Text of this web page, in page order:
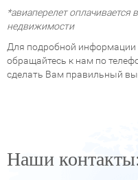
*авиаперелет оплачивается
недвижимости
Для подробной информации
обращайтесь к нам по
сделать Вам правильный
Наши